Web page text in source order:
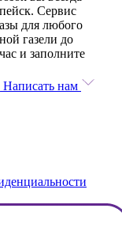
Сервис
для любого
газели до
и заполните
Написать нам